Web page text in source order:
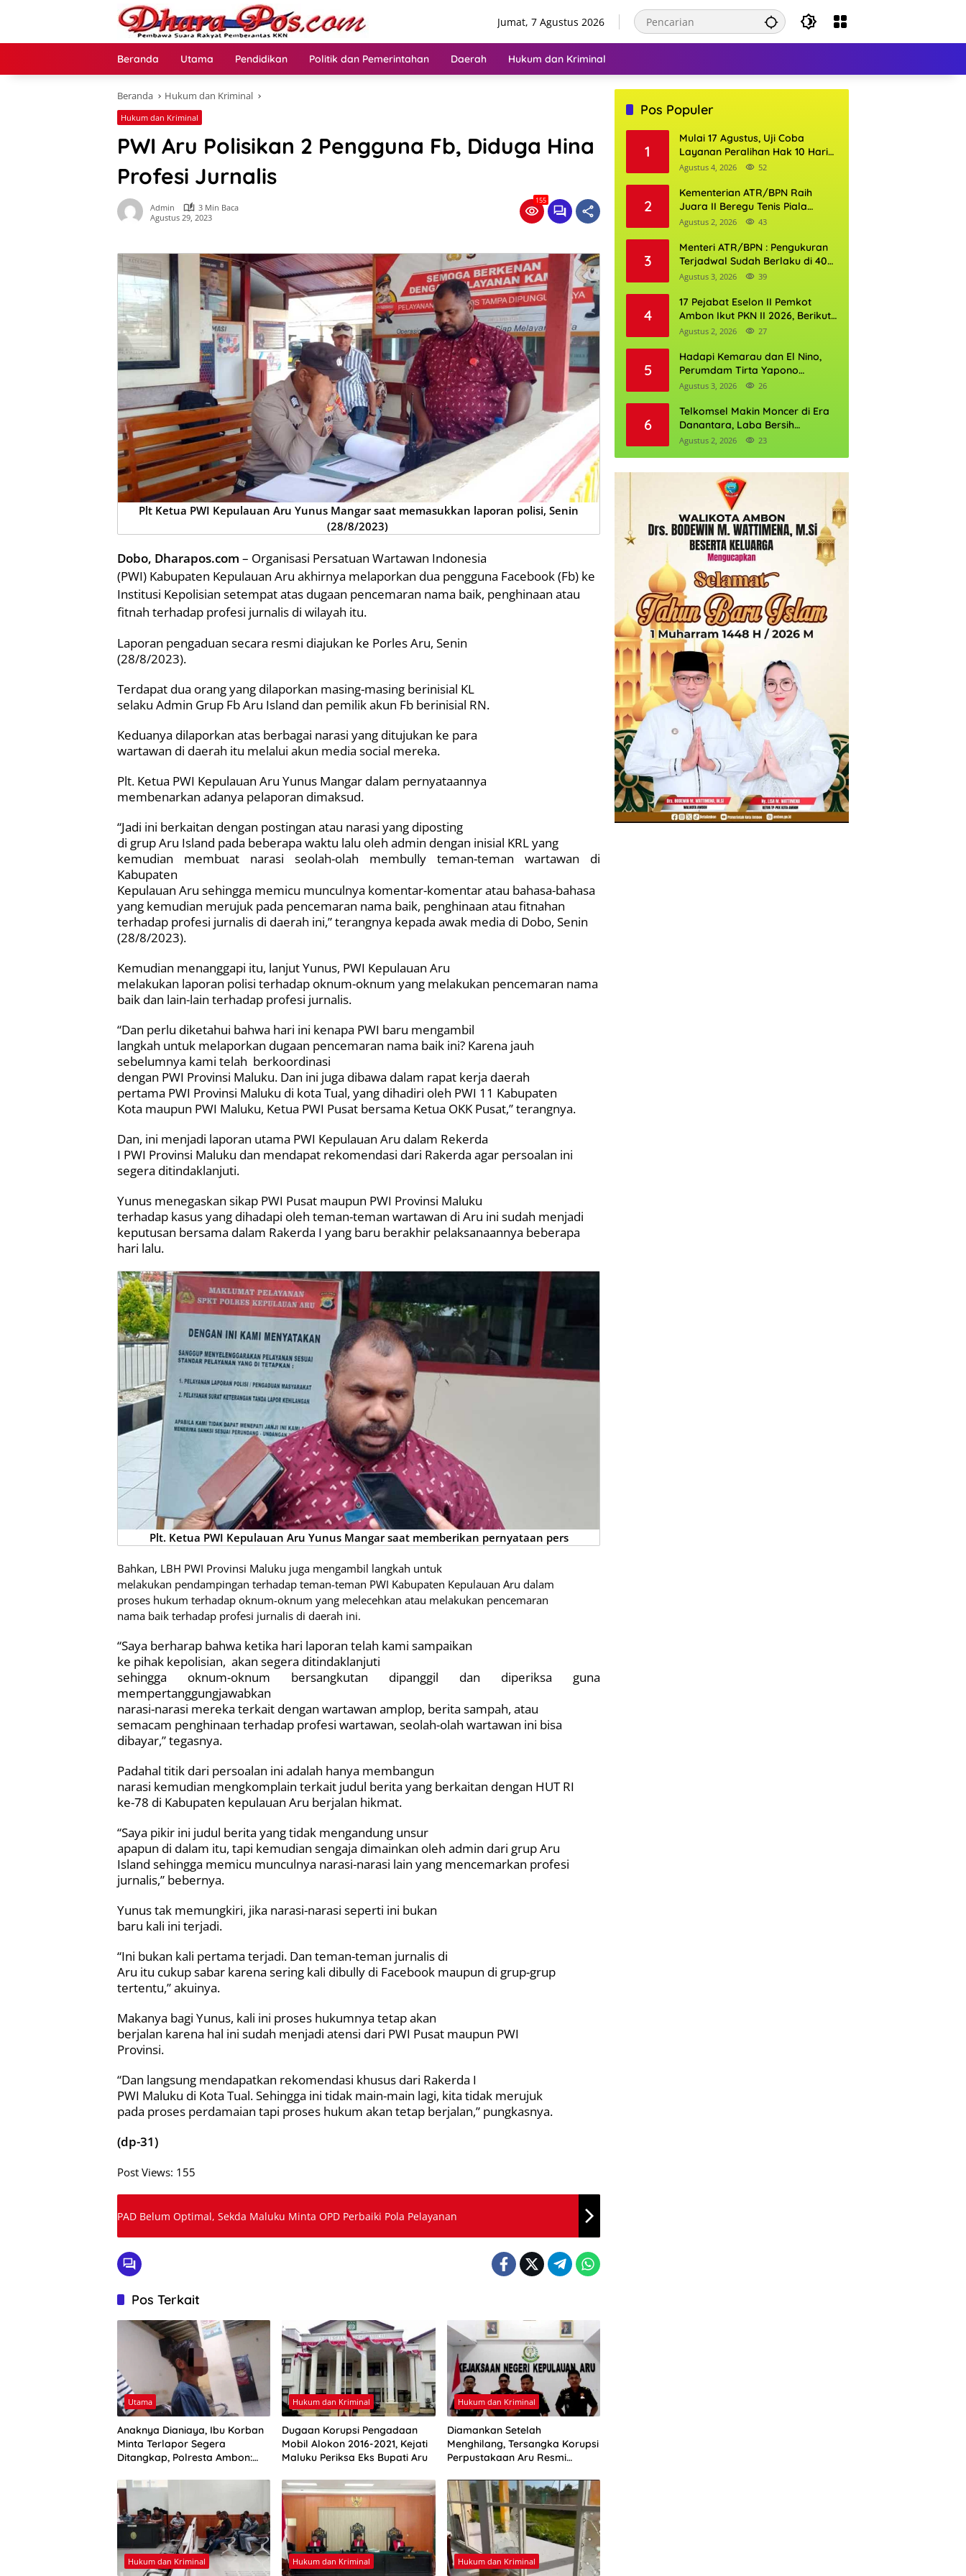
Jumat, 7 Agustus 2026
Beranda Utama Pendidikan Politik dan Pemerintahan Daerah Hukum dan Kriminal
Beranda Hukum dan Kriminal
Hukum dan Kriminal
PWI Aru Polisikan 2 Pengguna Fb, Diduga Hina
Profesi Jurnalis
Admin
3 Min Baca
Agustus 29, 2023
155
Plt Ketua PWI Kepulauan Aru Yunus Mangar saat memasukkan laporan polisi, Senin
(28/8/2023)
Dobo, Dharapos.com – Organisasi Persatuan Wartawan Indonesia
(PWI) Kabupaten Kepulauan Aru akhirnya melaporkan dua pengguna Facebook (Fb) ke
Institusi Kepolisian setempat atas dugaan pencemaran nama baik, penghinaan atau
fitnah terhadap profesi jurnalis di wilayah itu.
Laporan pengaduan secara resmi diajukan ke Porles Aru, Senin
(28/8/2023).
Terdapat dua orang yang dilaporkan masing-masing berinisial KL
selaku Admin Grup Fb Aru Island dan pemilik akun Fb berinisial RN.
Keduanya dilaporkan atas berbagai narasi yang ditujukan ke para
wartawan di daerah itu melalui akun media social mereka.
Plt. Ketua PWI Kepulauan Aru Yunus Mangar dalam pernyataannya
membenarkan adanya pelaporan dimaksud.
“Jadi ini berkaitan dengan postingan atau narasi yang diposting
di grup Aru Island pada beberapa waktu lalu oleh admin dengan inisial KRL yang
kemudian membuat narasi seolah-olah membully teman-teman wartawan di
Kabupaten
Kepulauan Aru sehingga memicu munculnya komentar-komentar atau bahasa-bahasa
yang kemudian merujuk pada pencemaran nama baik, penghinaan atau fitnahan
terhadap profesi jurnalis di daerah ini,” terangnya kepada awak media di Dobo, Senin
(28/8/2023).
Kemudian menanggapi itu, lanjut Yunus, PWI Kepulauan Aru
melakukan laporan polisi terhadap oknum-oknum yang melakukan pencemaran nama
baik dan lain-lain terhadap profesi jurnalis.
“Dan perlu diketahui bahwa hari ini kenapa PWI baru mengambil
langkah untuk melaporkan dugaan pencemaran nama baik ini? Karena jauh
sebelumnya kami telah berkoordinasi
dengan PWI Provinsi Maluku. Dan ini juga dibawa dalam rapat kerja daerah
pertama PWI Provinsi Maluku di kota Tual, yang dihadiri oleh PWI 11 Kabupaten
Kota maupun PWI Maluku, Ketua PWI Pusat bersama Ketua OKK Pusat,” terangnya.
Dan, ini menjadi laporan utama PWI Kepulauan Aru dalam Rekerda
I PWI Provinsi Maluku dan mendapat rekomendasi dari Rakerda agar persoalan ini
segera ditindaklanjuti.
Yunus menegaskan sikap PWI Pusat maupun PWI Provinsi Maluku
terhadap kasus yang dihadapi oleh teman-teman wartawan di Aru ini sudah menjadi
keputusan bersama dalam Rakerda I yang baru berakhir pelaksanaannya beberapa
hari lalu.
Plt. Ketua PWI Kepulauan Aru Yunus Mangar saat memberikan pernyataan pers
Bahkan, LBH PWI Provinsi Maluku juga mengambil langkah untuk
melakukan pendampingan terhadap teman-teman PWI Kabupaten Kepulauan Aru dalam
proses hukum terhadap oknum-oknum yang melecehkan atau melakukan pencemaran
nama baik terhadap profesi jurnalis di daerah ini.
“Saya berharap bahwa ketika hari laporan telah kami sampaikan
ke pihak kepolisian, akan segera ditindaklanjuti
sehingga oknum-oknum bersangkutan dipanggil dan diperiksa guna
mempertanggungjawabkan
narasi-narasi mereka terkait dengan wartawan amplop, berita sampah, atau
semacam penghinaan terhadap profesi wartawan, seolah-olah wartawan ini bisa
dibayar,” tegasnya.
Padahal titik dari persoalan ini adalah hanya membangun
narasi kemudian mengkomplain terkait judul berita yang berkaitan dengan HUT RI
ke-78 di Kabupaten kepulauan Aru berjalan hikmat.
“Saya pikir ini judul berita yang tidak mengandung unsur
apapun di dalam itu, tapi kemudian sengaja dimainkan oleh admin dari grup Aru
Island sehingga memicu munculnya narasi-narasi lain yang mencemarkan profesi
jurnalis,” bebernya.
Yunus tak memungkiri, jika narasi-narasi seperti ini bukan
baru kali ini terjadi.
“Ini bukan kali pertama terjadi. Dan teman-teman jurnalis di
Aru itu cukup sabar karena sering kali dibully di Facebook maupun di grup-grup
tertentu,” akuinya.
Makanya bagi Yunus, kali ini proses hukumnya tetap akan
berjalan karena hal ini sudah menjadi atensi dari PWI Pusat maupun PWI
Provinsi.
“Dan langsung mendapatkan rekomendasi khusus dari Rakerda I
PWI Maluku di Kota Tual. Sehingga ini tidak main-main lagi, kita tidak merujuk
pada proses perdamaian tapi proses hukum akan tetap berjalan,” pungkasnya.
(dp-31)
Post Views: 155
PAD Belum Optimal, Sekda Maluku Minta OPD Perbaiki Pola Pelayanan
Pos Terkait
Utama
Anaknya Dianiaya, Ibu Korban
Minta Terlapor Segera
Ditangkap, Polresta Ambon:
Hukum dan Kriminal
Dugaan Korupsi Pengadaan
Mobil Alokon 2016-2021, Kejati
Maluku Periksa Eks Bupati Aru
Hukum dan Kriminal
Diamankan Setelah
Menghilang, Tersangka Korupsi
Perpustakaan Aru Resmi
Hukum dan Kriminal Hukum dan Kriminal Hukum dan Kriminal
Pos Populer
1
Mulai 17 Agustus, Uji Coba
Layanan Peralihan Hak 10 Hari
di 15 Kantor Pertanahan
Agustus 4, 2026 52
2
Kementerian ATR/BPN Raih
Juara II Beregu Tenis Piala
Gubernur DKI Jakarta 2026
Agustus 2, 2026 43
3
Menteri ATR/BPN : Pengukuran
Terjadwal Sudah Berlaku di 400
Kantor Pertanahan
Agustus 3, 2026 39
4
17 Pejabat Eselon II Pemkot
Ambon Ikut PKN II 2026, Berikut
Daftarnya
Agustus 2, 2026 27
5
Hadapi Kemarau dan El Nino,
Perumdam Tirta Yapono
Perkuat Cadangan Air Ambon
Agustus 3, 2026 26
6
Telkomsel Makin Moncer di Era
Danantara, Laba Bersih
Semester I 2026 Tembus Rp10,4
Agustus 2, 2026 23